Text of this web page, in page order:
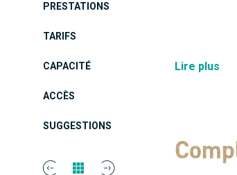
PRESTATIONS
TARIFS
CAPACITÉ
ACCÈS
SUGGESTIONS
Le
vue sur le
Lire plus